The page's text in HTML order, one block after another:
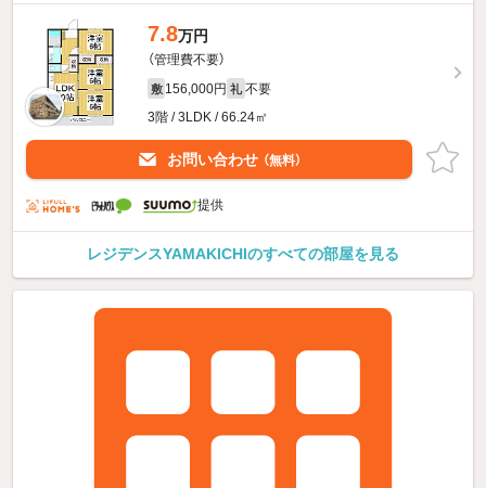
7.8万円
（管理費不要）
敷 156,000円 礼 不要
3階 / 3LDK / 66.24㎡
お問い合わせ （無料）
提供
レジデンスYAMAKICHIのすべての部屋を見る